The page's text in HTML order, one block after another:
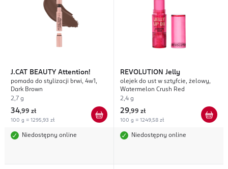
J.CAT BEAUTY Attention!
pomada do stylizacji brwi, 4w1,
Dark Brown
2,7 g
34,99 zł
100 g = 1295,93 zł
Niedostępny online
REVOLUTION Jelly
olejek do ust w sztyfcie, żelowy,
Watermelon Crush Red
2,4 g
29,99 zł
100 g = 1249,58 zł
Niedostępny online